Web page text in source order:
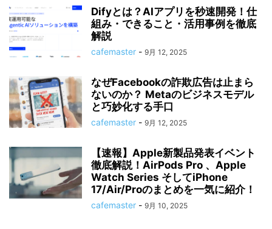
Difyとは？AIアプリを秒速開発！仕
組み・できること・活用事例を徹底
解説
cafemaster - 9月 12, 2025
なぜFacebookの詐欺広告は止まら
ないのか？ Metaのビジネスモデル
と巧妙化する手口
cafemaster - 9月 12, 2025
【速報】Apple新製品発表イベント
徹底解説！AirPods Pro 、Apple
Watch Series そしてiPhone
17/Air/Proのまとめを一気に紹介！
cafemaster - 9月 10, 2025